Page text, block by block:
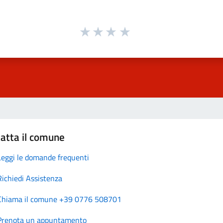
il comune
le domande frequenti
Assistenza
il comune +39 0776 508701
un appuntamento